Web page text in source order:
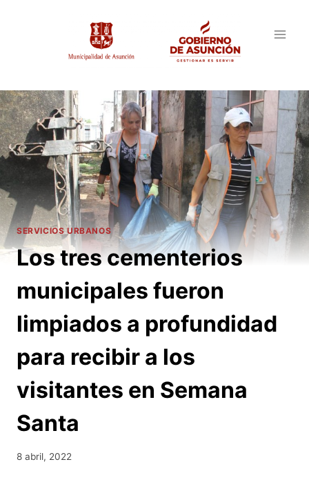
SERVICIOS URBANOS
Los tres cementerios
municipales fueron
limpiados a profundidad
para recibir a los
visitantes en Semana
Santa
8 abril, 2022